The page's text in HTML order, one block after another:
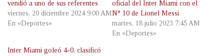
vendió a uno de sus referentes
viernes, 20 diciembre 2024 9:00 AM
En «Deportes»
oficial del Inter Miami con el
N° 10 de Lionel Messi
martes, 18 julio 2023 7:45 AM
En «Deportes»
Inter Miami goleó 4-0, clasificó